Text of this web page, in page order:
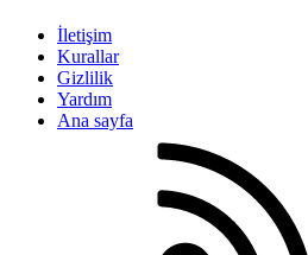
İletişim
Kurallar
Gizlilik
Yardım
Ana sayfa